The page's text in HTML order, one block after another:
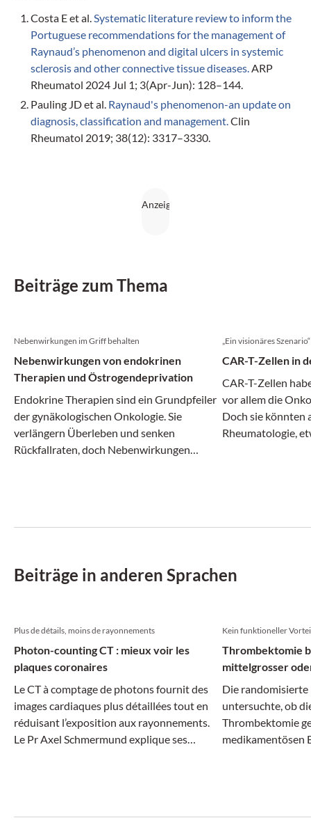
Costa E et al. Systematic literature review to inform the
Portuguese recommendations for the management of
Raynaud’s phenomenon and digital ulcers in systemic
sclerosis and other connective tissue diseases. ARP
Rheumatol 2024 Jul 1; 3(Apr-Jun): 128–144.
Pauling JD et al. Raynaud's phenomenon-an update on
diagnosis, classification and management. Clin
Rheumatol 2019; 38(12): 3317–3330.
Beiträge zum Thema
Nebenwirkungen im Griff behalten
Nebenwirkungen von endokrinen
Therapien und Östrogendeprivation
Endokrine Therapien sind ein Grundpfeiler
der gynäkologischen Onkologie. Sie
verlängern Überleben und senken
Rückfallraten, doch Nebenwirkungen
„Ein visionäres Szenario“
CAR-T-Zellen in
CAR-T-Zellen
vor allem die
Doch sie könnten
Rheumatologie,
Beiträge in anderen Sprachen
Plus de détails, moins de rayonnements
Photon-counting CT : mieux voir les
plaques coronaires
Le CT à comptage de photons fournit des
images cardiaques plus détaillées tout en
réduisant l’exposition aux rayonnements.
Le Pr Axel Schmermund explique ses
Kein funktioneller
Thrombektomie
mittelgrosser
Hirnarterien
Die
untersuchte, ob
Thrombektomie
medikamentösen